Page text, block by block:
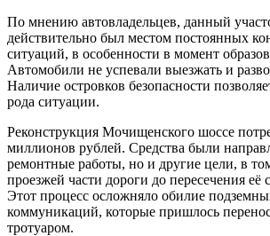
По мнению автовладельцев, данный
действительно был местом постоянных
ситуаций, в особенности в момент
Автомобили не успевали выезжать и
Наличие островков безопасности
рода ситуации.
Реконструкция Мочищенского шоссе
миллионов рублей. Средства были
ремонтные работы, но и другие цели, в
проезжей части дороги до пересечения её
Этот процесс осложняло обилие
коммуникаций, которые пришлось
тротуаром.